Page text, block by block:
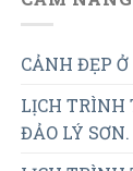
CẢNH ĐẸP Ở
LỊCH TRÌNH
ĐẢO LÝ SƠN.